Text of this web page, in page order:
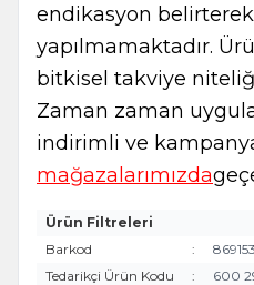
endikasyon belirterek
yapılmamaktadır.
bitkisel takviye
Zaman zaman
indirimli ve
mağazalarımızda
Ürün Filtreleri
Barkod
:
Tedarikçi Ürün Kodu
: 600